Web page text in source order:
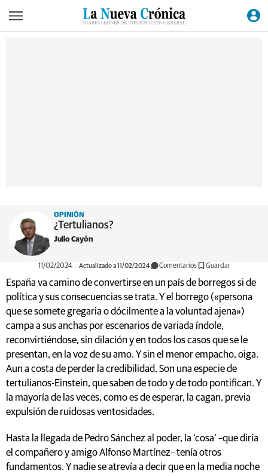
OPINIÓN
¿Tertulianos?
Julio Cayón
11/02/2024 Actualizado a 11/02/2024 Comentarios Guardar
España va camino de convertirse en un país de borregos si de
política y sus consecuencias se trata. Y el borrego («persona
que se somete gregaria o dócilmente a la voluntad ajena»)
campa a sus anchas por escenarios de variada índole,
reconvirtiéndose, sin dilación y en todos los casos que se le
presentan, en la voz de su amo. Y sin el menor empacho, oiga.
Aun a costa de perder la credibilidad. Son una especie de
tertulianos-Einstein, que saben de todo y de todo pontifican. Y
la mayoría de las veces, como es de esperar, la cagan, previa
expulsión de ruidosas ventosidades.
Hasta la llegada de Pedro Sánchez al poder, la ‘cosa’ –que diría
el compañero y amigo Alfonso Martínez– tenía otros
fundamentos. Y nadie se atrevía a decir que en la media noche